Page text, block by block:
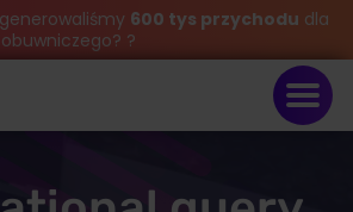
600 tys przychodu dla
?